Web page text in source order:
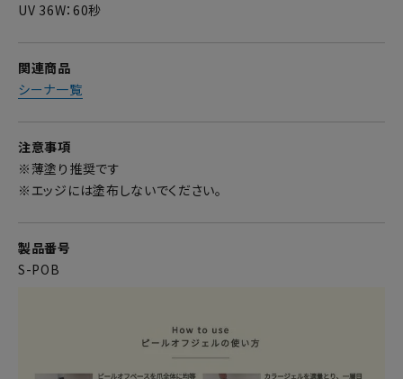
UV 36W：60秒
関連商品
シーナ一覧
注意事項
※薄塗り推奨です
※エッジには塗布しないでください。
製品番号
S-POB